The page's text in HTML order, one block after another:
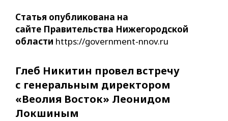
Статья опубликована на
сайте Правительства Нижегородской
области https://government-nnov.ru
Глеб Никитин провел встречу
с генеральным директором
«Веолия Восток» Леонидом
Локшиным